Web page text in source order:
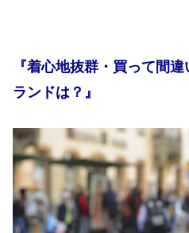
『着心地抜群・買って間
ランドは？』